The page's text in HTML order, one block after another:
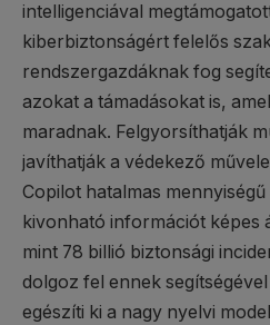
intelligenciával
kiberbiztonságért felelős
rendszergazdáknak fog
azokat a támadásokat is,
maradnak. Felgyorsíthatják
javíthatják a védekező
Copilot hatalmas mennyiségű
kivonható információt képes
mint 78 billió biztonsági
dolgoz fel ennek
egészíti ki a nagy nyelvi